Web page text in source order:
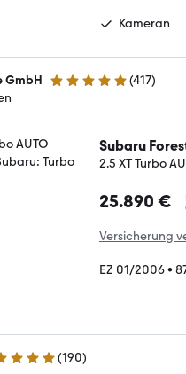
Kameran
GmbH 4.9 Sterne (417)
Subaru
2.5 XT Turbo
25.890 €
Versicherung
EZ 01/2006•
(190)